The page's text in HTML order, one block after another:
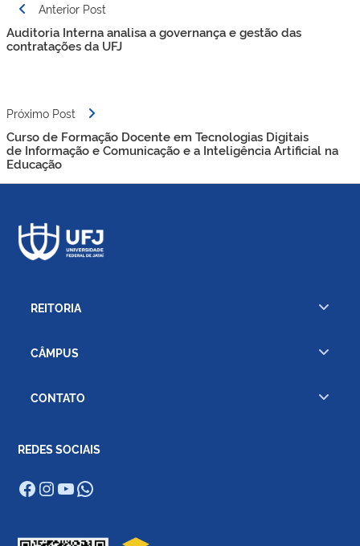
de
Post
Anterior Post
Auditoria Interna analisa a governança e gestão das
contratações da UFJ
Próximo Post
Curso de Formação Docente em Tecnologias Digitais
de Informação e Comunicação e a Inteligência Artificial na
Educação
REITORIA
CÂMPUS
CONTATO
REDES SOCIAIS
Facebook
Instagram
Youtube
WhatsApp